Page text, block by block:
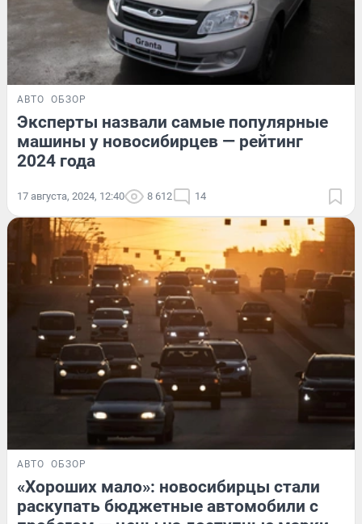
АВТО ОБЗОР
Эксперты назвали самые популярные
машины у новосибирцев — рейтинг
2024 года
17 августа, 2024, 12:40 8 612 14
АВТО ОБЗОР
«Хороших мало»: новосибирцы стали
раскупать бюджетные автомобили с